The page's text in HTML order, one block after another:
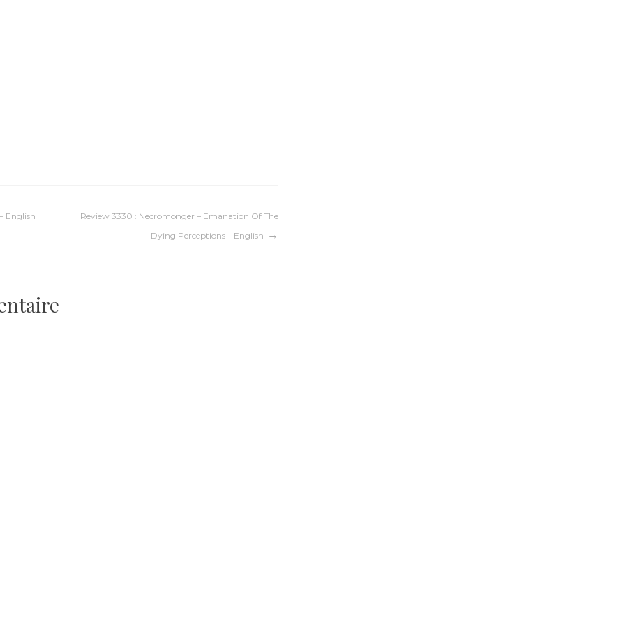
English
Review 3330 : Necromonger – Emanation Of The
Dying Perceptions – English